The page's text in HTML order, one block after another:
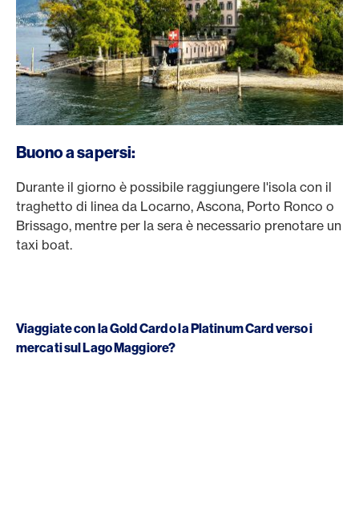
Buono a sapersi:
Durante il giorno è possibile raggiungere l'isola con il
traghetto di linea da Locarno, Ascona, Porto Ronco o
Brissago, mentre per la sera è necessario prenotare un
taxi boat.
Viaggiate con la Gold Card o la Platinum Card verso i
mercati sul Lago Maggiore?